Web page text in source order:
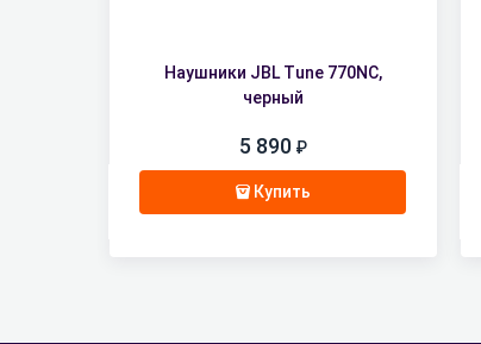
Наушники JBL Tune 770NC,
черный
5 890
Купить